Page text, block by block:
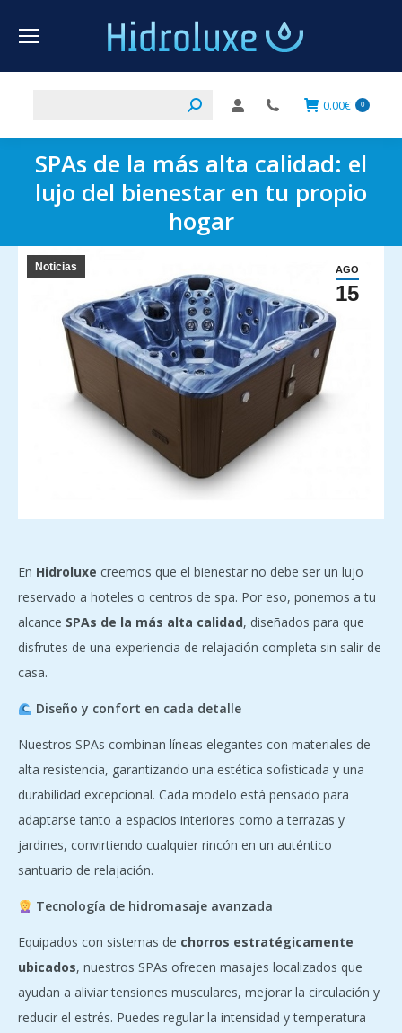
0.00€ 0
SPAs de la más alta calidad: el
lujo del bienestar en tu propio
hogar
AGO
15
Noticias
En Hidroluxe creemos que el bienestar no debe ser un lujo
reservado a hoteles o centros de spa. Por eso, ponemos a tu
alcance SPAs de la más alta calidad, diseñados para que
disfrutes de una experiencia de relajación completa sin salir de
casa.
Diseño y confort en cada detalle
Nuestros SPAs combinan líneas elegantes con materiales de
alta resistencia, garantizando una estética sofisticada y una
durabilidad excepcional. Cada modelo está pensado para
adaptarse tanto a espacios interiores como a terrazas y
jardines, convirtiendo cualquier rincón en un auténtico
santuario de relajación.
Tecnología de hidromasaje avanzada
Equipados con sistemas de chorros estratégicamente
ubicados, nuestros SPAs ofrecen masajes localizados que
ayudan a aliviar tensiones musculares, mejorar la circulación y
reducir el estrés. Puedes regular la intensidad y temperatura